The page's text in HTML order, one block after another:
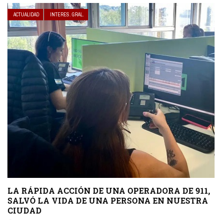
ACTUALIDAD INTERES. GRAL.
LA RÁPIDA ACCIÓN DE UNA OPERADORA DE 911,
SALVÓ LA VIDA DE UNA PERSONA EN NUESTRA
CIUDAD